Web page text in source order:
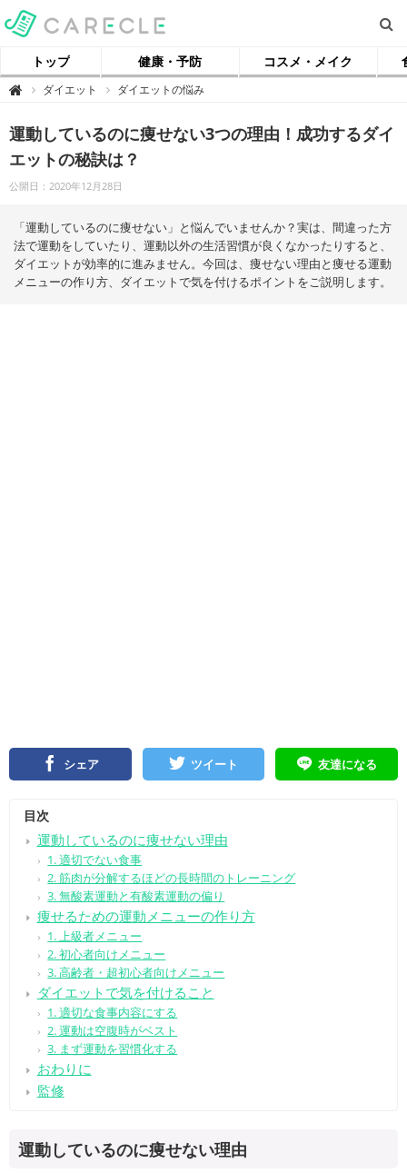
トップ 健康・予防 コスメ・メイク
 【
ル
】
ダイエット ダイエットの悩み
運動しているのに痩せない3つの理由！成功するダイ
エットの秘訣は？
公開日：2020年12月28日
「運動しているのに痩せない」と悩んでいませんか？実は、間違った方
法で運動をしていたり、運動以外の生活習慣が良くなかったりすると、
ダイエットが効率的に進みません。今回は、痩せない理由と痩せる運動
メニューの作り方、ダイエットで気を付けるポイントをご説明します。
シェア ツイート 友達になる
目次
運動しているのに痩せない理由
1. 適切でない食事
2. 筋肉が分解するほどの長時間のトレーニング
3. 無酸素運動と有酸素運動の偏り
痩せるための運動メニューの作り方
1. 上級者メニュー
2. 初心者向けメニュー
3. 高齢者・超初心者向けメニュー
ダイエットで気を付けること
1. 適切な食事内容にする
2. 運動は空腹時がベスト
3. まず運動を習慣化する
おわりに
監修
運動しているのに痩せない理由